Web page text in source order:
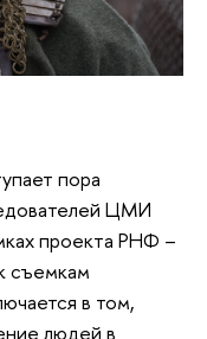
пора
ЦМИ
проекта РНФ –
съемкам
в том,
людей в